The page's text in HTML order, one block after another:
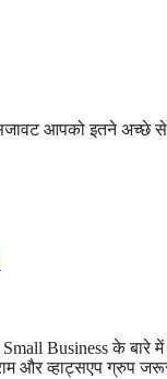
आपको इतने अच्छे
Business के बारे में
और व्हाट्सएप ग्रुप